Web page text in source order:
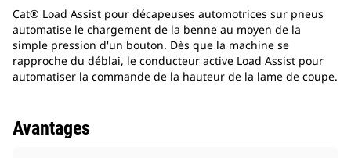
Cat® Load Assist pour décapeuses automotrices sur pneus
automatise le chargement de la benne au moyen de la
simple pression d'un bouton. Dès que la machine se
rapproche du déblai, le conducteur active Load Assist pour
automatiser la commande de la hauteur de la lame de coupe.
Avantages